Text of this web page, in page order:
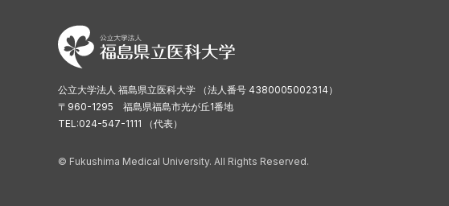
公立大学法人 福島県立医科大学 （法人番号 4380005002314）
〒960-1295 福島県福島市光が丘1番地
TEL:024-547-1111 （代表）
© Fukushima Medical University. All Rights Reserved.